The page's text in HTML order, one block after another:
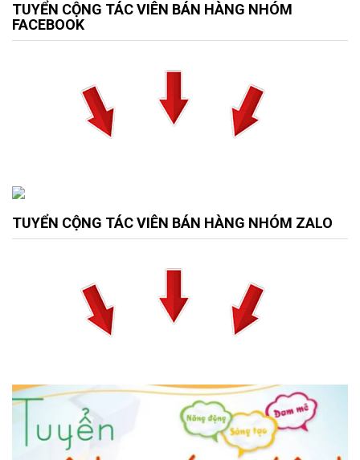
TUYỂN CỘNG TÁC VIÊN BÁN HÀNG NHÓM
FACEBOOK
TUYỂN CỘNG TÁC VIÊN BÁN HÀNG NHÓM ZALO